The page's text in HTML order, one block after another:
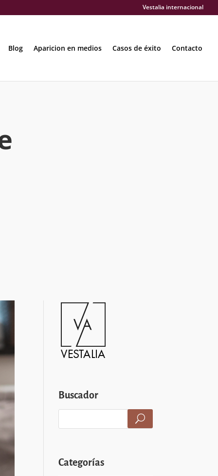
Vestalia internacional
Blog Aparicion en medios Casos de éxito Contacto
Buscador
Categorías